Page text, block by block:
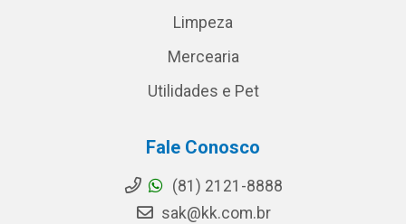
Limpeza
Mercearia
Utilidades e Pet
Fale Conosco
(81) 2121-8888
sak@kk.com.br